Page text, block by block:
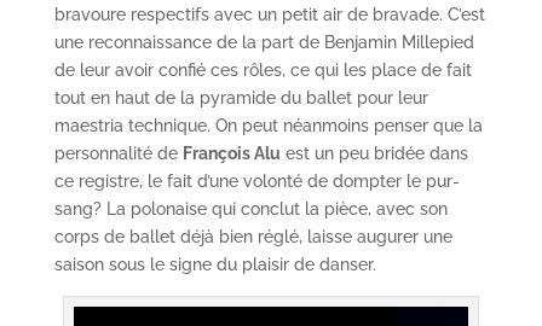
bravoure respectifs avec un petit air de bravade. C’est
une reconnaissance de la part de Benjamin Millepied
de leur avoir confié ces rôles, ce qui les place de fait
tout en haut de la pyramide du ballet pour leur
maestria technique. On peut néanmoins penser que la
personnalité de François Alu est un peu bridée dans
ce registre, le fait d’une volonté de dompter le pur-
sang? La polonaise qui conclut la pièce, avec son
corps de ballet déjà bien réglé, laisse augurer une
saison sous le signe du plaisir de danser.